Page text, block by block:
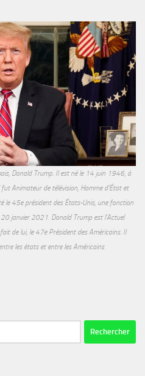
Donald Trump. Il est né le 14 juin 1946, à
Animateur de télévision, Homme d'État et
le 45e président des États-Unis, une fonction
janvier 2021. Donald Trump est l'Actuel
de lui, le 47e Président des Américains. Il
les états et entre les Américains